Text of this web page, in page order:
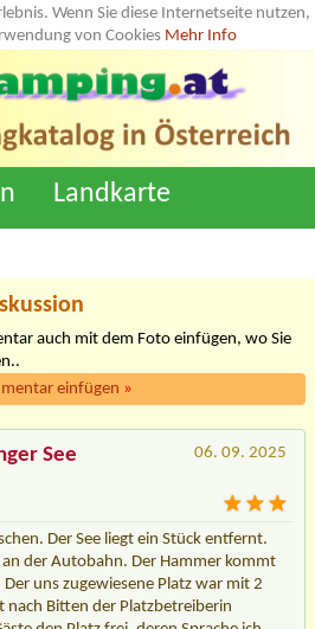
Wenn Sie diese Internetseite nutzen,
von Cookies Mehr Info
Landkarte
auch mit dem Foto einfügen, wo Sie
einfügen »
See 06. 09. 2025
Der See liegt ein Stück entfernt.
der Autobahn. Der Hammer kommt
uns zugewiesene Platz war mit 2
nach Bitten der Platzbetreiberin